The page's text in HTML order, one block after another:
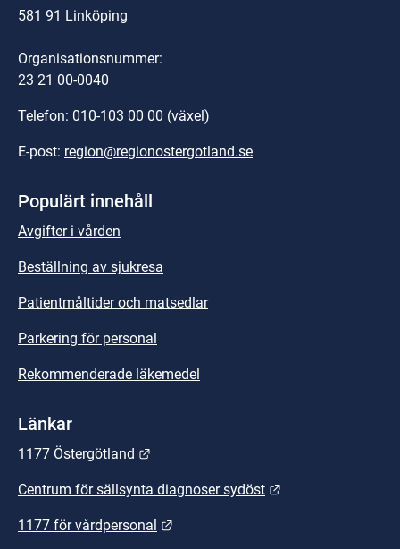
581 91 Linköping
Organisationsnummer:
23 21 00-0040
Telefon: 010-103 00 00 (växel)
E-post: region@regionostergotland.se
Populärt innehåll
Avgifter i vården
Beställning av sjukresa
Patientmåltider och matsedlar
Parkering för personal
Rekommenderade läkemedel
Länkar
1177 Östergötland
Centrum för sällsynta diagnoser sydöst
1177 för vårdpersonal